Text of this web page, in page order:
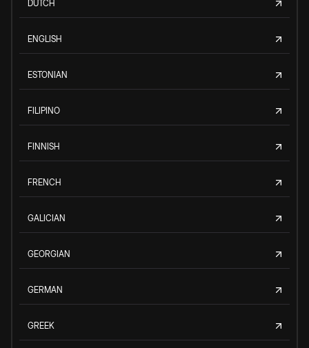
DUTCH
ENGLISH
ESTONIAN
FILIPINO
FINNISH
FRENCH
GALICIAN
GEORGIAN
GERMAN
GREEK